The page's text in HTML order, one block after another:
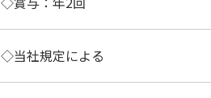
◇当社規定による